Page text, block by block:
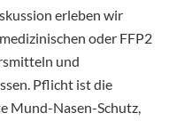
erleben wir
oder FFP2
und
Pflicht ist die
Mund-Nasen-Schutz,